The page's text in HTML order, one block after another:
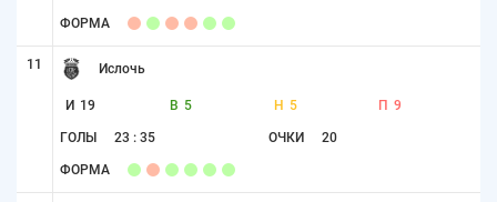
ФОРМА
11 Ислочь
И 19 В 5 Н 5 П 9
ГОЛЫ 23 : 35 ОЧКИ 20
ФОРМА